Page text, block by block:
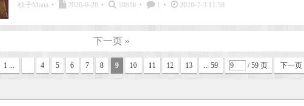
柚子Mana • 2026-6-28 • 10816 • 1 • 2026-7-3 11:58
下一页 »
1 ... 4 5 6 7 8 9 10 11 12 13 ... 59 / 59 页 下一页